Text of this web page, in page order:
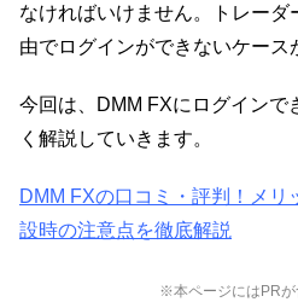
なければいけません。トレー
由でログインができないケース
今回は、DMM FXにログインで
く解説していきます。
DMM FXの口コミ・評判！メリ
設時の注意点を徹底解説
※本ページにはPRが